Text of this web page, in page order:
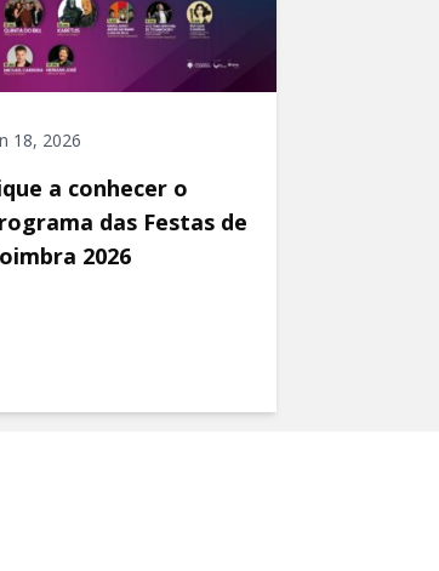
18, 2026
a conhecer o
das Festas de
2026